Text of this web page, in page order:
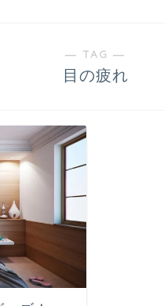
― TAG ―
目の疲れ